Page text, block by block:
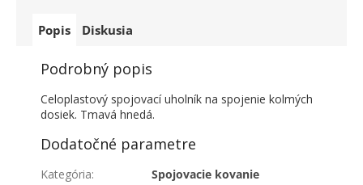
Popis Diskusia
Podrobný popis
Celoplastový spojovací uholník na spojenie kolmých
dosiek. Tmavá hnedá.
Dodatočné parametre
Kategória:
Spojovacie kovanie